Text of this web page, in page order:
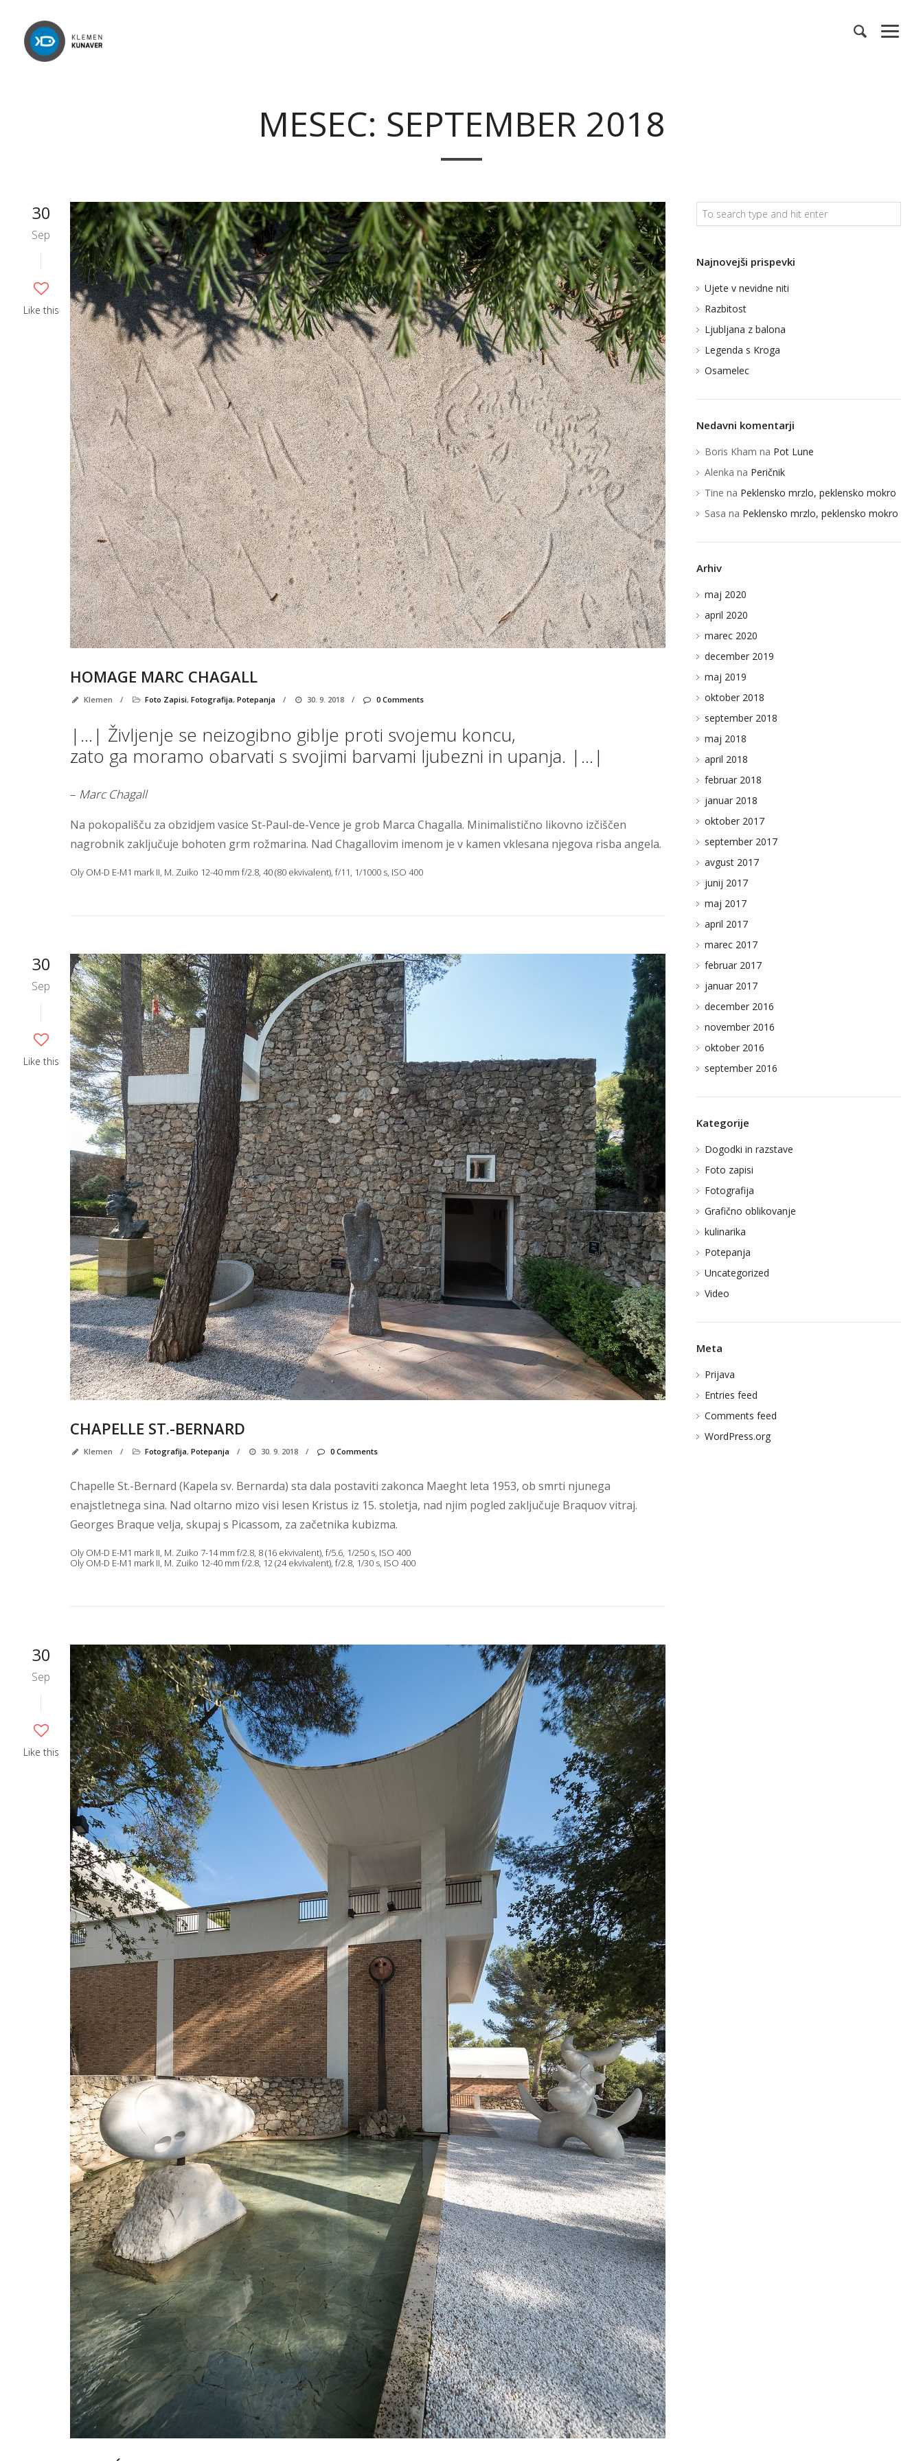
MESEC: SEPTEMBER 2018
30
Sep
Like this
HOMAGE MARC CHAGALL
Klemen / Foto Zapisi, Fotografija, Potepanja / 30. 9. 2018 / 0 Comments
|…| Življenje se neizogibno giblje proti svojemu koncu,
zato ga moramo obarvati s svojimi barvami ljubezni in upanja. |…|
– Marc Chagall
Na pokopališču za obzidjem vasice St-Paul-de-Vence je grob Marca Chagalla. Minimalistično likovno izčiščen
nagrobnik zaključuje bohoten grm rožmarina. Nad Chagallovim imenom je v kamen vklesana njegova risba angela.
Oly OM-D E-M1 mark II, M. Zuiko 12-40 mm f/2.8, 40 (80 ekvivalent), f/11, 1/1000 s, ISO 400
30
Sep
Like this
CHAPELLE ST.-BERNARD
Klemen / Fotografija, Potepanja / 30. 9. 2018 / 0 Comments
Chapelle St.-Bernard (Kapela sv. Bernarda) sta dala postaviti zakonca Maeght leta 1953, ob smrti njunega
enajstletnega sina. Nad oltarno mizo visi lesen Kristus iz 15. stoletja, nad njim pogled zaključuje Braquov vitraj.
Georges Braque velja, skupaj s Picassom, za začetnika kubizma.
Oly OM-D E-M1 mark II, M. Zuiko 7-14 mm f/2.8, 8 (16 ekvivalent), f/5.6, 1/250 s, ISO 400
Oly OM-D E-M1 mark II, M. Zuiko 12-40 mm f/2.8, 12 (24 ekvivalent), f/2.8, 1/30 s, ISO 400
30
Sep
Like this
Najnovejši prispevki
Ujete v nevidne niti
Razbitost
Ljubljana z balona
Legenda s Kroga
Osamelec
Nedavni komentarji
Boris Kham na Pot Lune
Alenka na Peričnik
Tine na Peklensko mrzlo, peklensko mokro
Sasa na Peklensko mrzlo, peklensko mokro
Arhiv
maj 2020
april 2020
marec 2020
december 2019
maj 2019
oktober 2018
september 2018
maj 2018
april 2018
februar 2018
januar 2018
oktober 2017
september 2017
avgust 2017
junij 2017
maj 2017
april 2017
marec 2017
februar 2017
januar 2017
december 2016
november 2016
oktober 2016
september 2016
Kategorije
Dogodki in razstave
Foto zapisi
Fotografija
Grafično oblikovanje
kulinarika
Potepanja
Uncategorized
Video
Meta
Prijava
Entries feed
Comments feed
WordPress.org